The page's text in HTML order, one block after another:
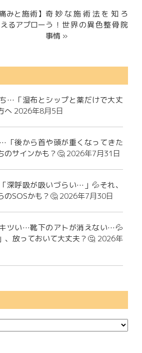
みと施術】
るアプロー
奇妙な施術法を知ろ
う！世界の異色整骨院
事情 »
…「湿布とシップと薬だけで大丈
へ 2026年8月5日
「後から首や頭が重くなってきた
のサインかも？🤔 2026年7月31日
深呼吸が吸いづらい…」💦それ、
のSOSかも？🤔 2026年7月30日
ツい…靴下のアトが消えない…💦
、放っておいて大丈夫？🤔 2026年